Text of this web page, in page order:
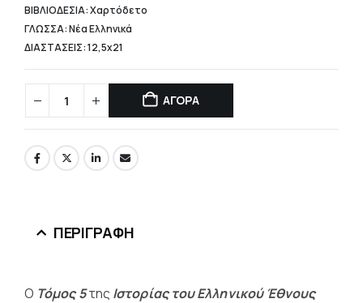
ΒΙΒΛΙΟΔΕΣΙΑ: Χαρτόδετο
ΓΛΩΣΣΑ: Νέα Ελληνικά
ΔΙΑΣΤΑΣΕΙΣ: 12,5x21
ΑΓΟΡΑ
ΠΕΡΙΓΡΑΦΉ
Ο Τόμος 5της Ιστορίας του Ελληνικού Έθνους